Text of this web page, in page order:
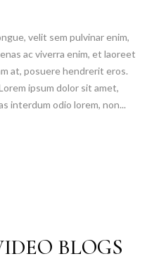
velit sem pulvinar enim,
ac viverra enim, et laoreet
at, posuere hendrerit eros.
ipsum dolor sit amet,
interdum odio lorem, non...
BLOGS